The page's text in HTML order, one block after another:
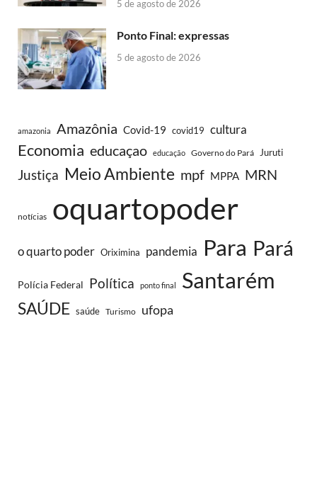
5 de agosto de 2026
Ponto Final: expressas
5 de agosto de 2026
amazonia Amazônia Covid-19 covid19 cultura
Economia educaçao educação Governo do Pará Juruti
Justiça Meio Ambiente mpf MPPA MRN
notícias oquartopoder
o quarto poder Oriximina pandemia Para Pará
Polícia Federal Política ponto final Santarém
SAÚDE saúde Turismo ufopa